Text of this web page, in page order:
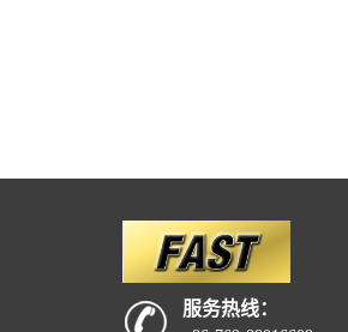
服务热线：